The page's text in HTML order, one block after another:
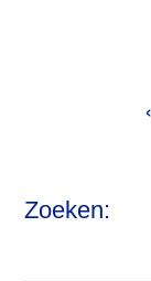
Zoeken: